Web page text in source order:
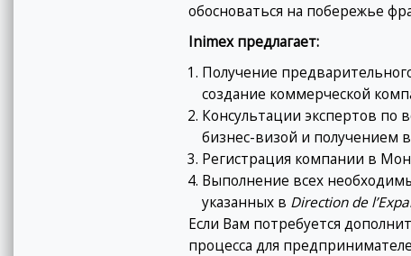
обосноваться на побережье
Inimex предлагает:
Получение
создание коммерческой
Консультации экспертов
бизнес-визой и получением
Регистрация компании в
Выполнение всех
указанных в Direction de
Если Вам потребуется
процесса для